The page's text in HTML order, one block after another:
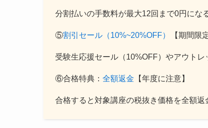
分割払いの手数料が最大12回まで0円にな
⑤割引セール（10%~20%OFF） 【期間限
受験生応援セール（10%OFF）やアウトレ
⑥合格特典： 全額返金 【年度に注意】
合格すると対象講座の税抜き価格を全額返